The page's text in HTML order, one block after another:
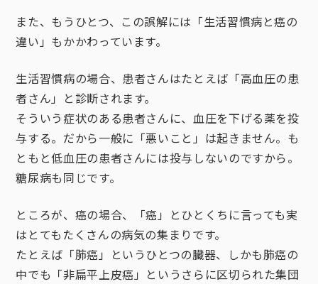
また、もうひとつ、この誤解には「生活習慣病と癌の
違い」もかかわっています。
生活習慣病の場合、患者さんはたとえば「高血圧の患
者さん」と診断されます。
そういう症状のある患者さんに、血圧を下げる薬を投
与する。だから一般に「悪いこと」は起きません。も
ともと低血圧の患者さんには投与しないのですから。
糖尿病も同じです。
ところが、癌の場合、「癌」とひとくちに言っても実
はとてもたくさんの病気の集まりです。
たとえば「肺癌」というひとつの臓器、しかも肺癌の
中でも「非扁平上皮癌」というさらに区切られた集団